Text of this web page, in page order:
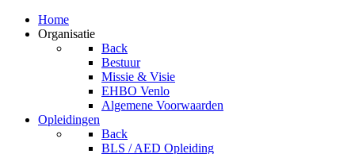
Home
Organisatie
Back
Bestuur
Missie & Visie
EHBO Venlo
Algemene Voorwaarden
Opleidingen
Back
BLS / AED Opleiding